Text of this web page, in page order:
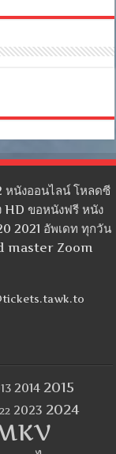
หนังออนไลน์ โหลดซี
ขอหนังฟรี หนัง
2021 อัพเดท ทุกวัน
master Zoom
2014 2015
2023 2024